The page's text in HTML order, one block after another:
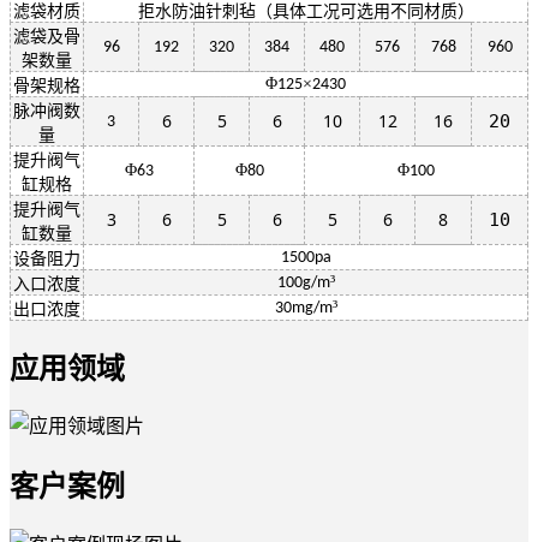
滤袋材质
拒水防油针刺毡（具体工况可选用不同材质）
滤袋及骨
架数量
96 192 320 384 480 576 768 960
骨架规格 Φ125×2430
脉冲阀数
量
3 6 5 6 10 12 16 20
提升阀气
缸规格
Φ63 Φ80 Φ100
提升阀气
缸数量
3 6 5 6 5 6 8 10
设备阻力
1500pa
入口浓度
100g/m³
出口浓度
30mg/m³
应用领域
客户案例